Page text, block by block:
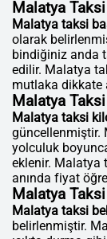
Malatya
Malatya taksi
olarak
bindiğiniz anda
edilir. Malatya
mutlaka dikkate
Malatya
Malatya taksi
güncellenmiştir.
yolculuk
eklenir. Malatya
anında fiyat
Malatya
Malatya taksi
belirlenmiştir.